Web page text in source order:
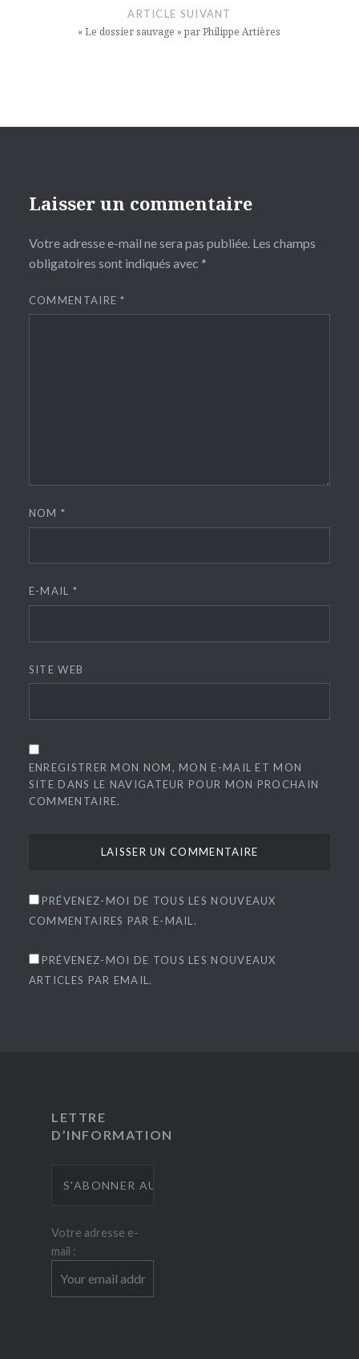
ARTICLE SUIVANT
« Le dossier sauvage » par Philippe Artières
Laisser un commentaire
Votre adresse e-mail ne sera pas publiée. Les champs
obligatoires sont indiqués avec *
COMMENTAIRE*
NOM*
E-MAIL *
SITE WEB
ENREGISTRER MON NOM, MON E-MAIL ET MON
SITE DANS LE NAVIGATEUR POUR MON PROCHAIN
COMMENTAIRE.
PRÉVENEZ-MOI DE TOUS LES NOUVEAUX
COMMENTAIRES PAR E-MAIL.
PRÉVENEZ-MOI DE TOUS LES NOUVEAUX
ARTICLES PAR EMAIL.
LETTRE
D’INFORMATION
Votre adresse e-
mail :